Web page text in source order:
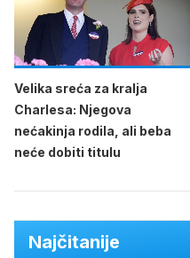
Velika sreća za kralja
Charlesa: Njegova
nećakinja rodila, ali beba
neće dobiti titulu
Najčitanije